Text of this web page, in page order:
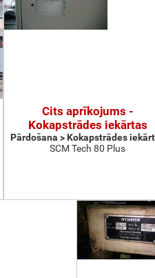
Cits aprīkojums -
Kokapstrādes iekārtas
Pārdošana > Kokapstrādes
SCM Tech 80 Plus